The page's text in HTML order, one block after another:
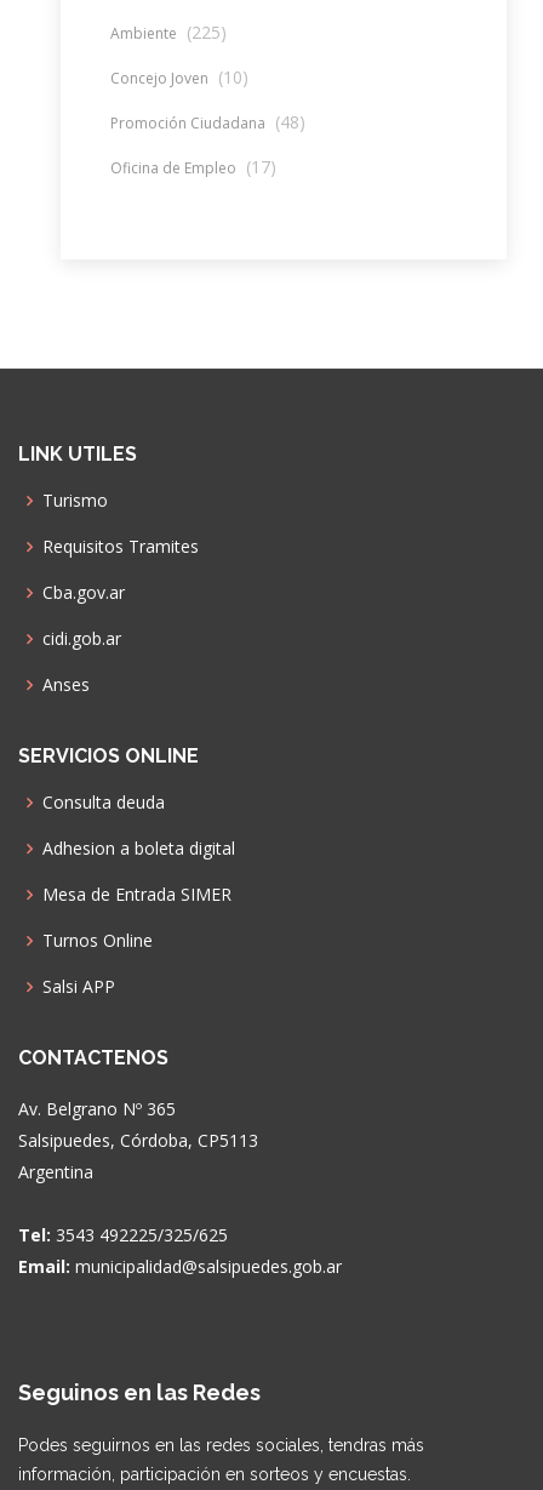
Ambiente (225)
Concejo Joven (10)
Promoción Ciudadana (48)
Oficina de Empleo (17)
LINK UTILES
Turismo
Requisitos Tramites
Cba.gov.ar
cidi.gob.ar
Anses
SERVICIOS ONLINE
Consulta deuda
Adhesion a boleta digital
Mesa de Entrada SIMER
Turnos Online
Salsi APP
CONTACTENOS
Av. Belgrano Nº 365
Salsipuedes, Córdoba, CP5113
Argentina
Tel: 3543 492225/325/625
Email: municipalidad@salsipuedes.gob.ar
Seguinos en las Redes
Podes seguirnos en las redes sociales, tendras más
información, participación en sorteos y encuestas.